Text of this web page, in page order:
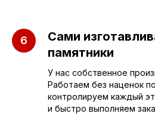
Сами
памятники
У нас собственное
Работаем без наценок
контролируем каждый
и быстро выполняем
Комплексы
Доставка
установка